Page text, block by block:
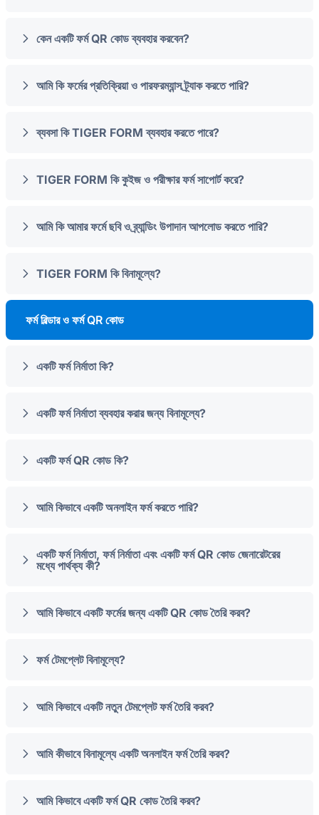
কেন একটি ফর্ম QR কোড ব্যবহার করবেন?
আমি কি ফর্মের প্রতিক্রিয়া ও পারফরম্যান্স ট্র্যাক করতে পারি?
ব্যবসা কি TIGER FORM ব্যবহার করতে পারে?
TIGER FORM কি কুইজ ও পরীক্ষার ফর্ম সাপোর্ট করে?
আমি কি আমার ফর্মে ছবি ও ব্র্যান্ডিং উপাদান আপলোড করতে পারি?
TIGER FORM কি বিনামূল্যে?
ফর্ম বিল্ডার ও ফর্ম QR কোড
একটি ফর্ম নির্মাতা কি?
একটি ফর্ম নির্মাতা ব্যবহার করার জন্য বিনামূল্যে?
একটি ফর্ম QR কোড কি?
আমি কিভাবে একটি অনলাইন ফর্ম করতে পারি?
একটি ফর্ম নির্মাতা, ফর্ম নির্মাতা এবং একটি ফর্ম QR কোড জেনারেটরের
মধ্যে পার্থক্য কী?
আমি কিভাবে একটি ফর্মের জন্য একটি QR কোড তৈরি করব?
ফর্ম টেমপ্লেট বিনামূল্যে?
আমি কিভাবে একটি নতুন টেমপ্লেট ফর্ম তৈরি করব?
আমি কীভাবে বিনামূল্যে একটি অনলাইন ফর্ম তৈরি করব?
আমি কিভাবে একটি ফর্ম QR কোড তৈরি করব?